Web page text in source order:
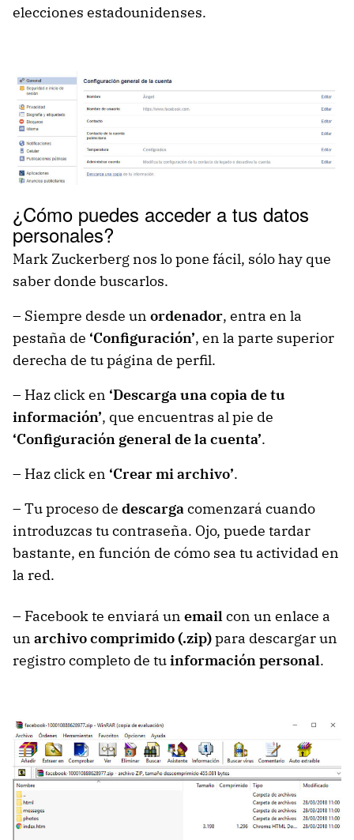
elecciones estadounidenses.
¿Cómo puedes acceder a tus datos
personales?
Mark Zuckerberg nos lo pone fácil, sólo hay que
saber donde buscarlos.
– Siempre desde un ordenador, entra en la
pestaña de ‘Configuración’, en la parte superior
derecha de tu página de perfil.
– Haz click en ‘Descarga una copia de tu
información’, que encuentras al pie de
‘Configuración general de la cuenta’.
– Haz click en ‘Crear mi archivo’.
– Tu proceso de descargacomenzará cuando
introduzcas tu contraseña. Ojo, puede tardar
bastante, en función de cómo sea tu actividad en
la red.
– Facebook te enviará un emailcon un enlace a
un archivo comprimido (.zip)para descargar un
registro completo de tuinformación personal.